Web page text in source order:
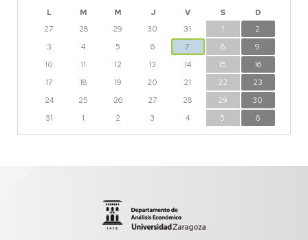
L M M J V S
D
27
28 29 30 31 1
2
3
4 5 6 7 8
9
10
11 12 13 14 15
16
17
18 19 20 21 22
23
24
25 26 27 28 29
30
31
1 2 3 4 5 6